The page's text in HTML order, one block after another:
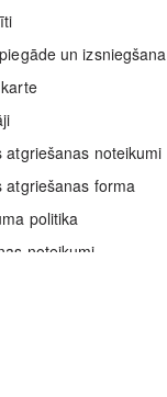
un izsniegšana
atgriešanas noteikumi
atgriešanas forma
politika
noteikumi